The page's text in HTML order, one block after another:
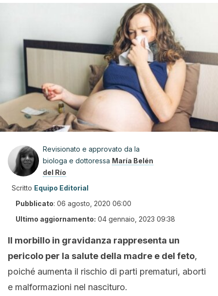
Revisionato e approvato da la
biologa e dottoressa María Belén
del Río
Scritto Equipo Editorial
Pubblicato: 06 agosto, 2020 06:00
Ultimo aggiornamento: 04 gennaio, 2023 09:38
Il morbillo in gravidanza rappresenta un
pericolo per la salute della madre e del feto,
poiché aumenta il rischio di parti prematuri, aborti
e malformazioni nel nascituro.